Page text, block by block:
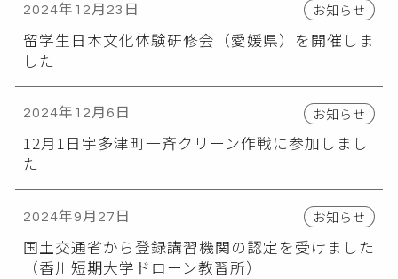
2024年12月23日 お知らせ
留学生日本文化体験研修会（愛媛県）を開催しま
した
2024年12月6日 お知らせ
12月1日宇多津町一斉クリーン作戦に参加しまし
た
2024年9月27日 お知らせ
国土交通省から登録講習機関の認定を受けました
（香川短期大学ドローン教習所）